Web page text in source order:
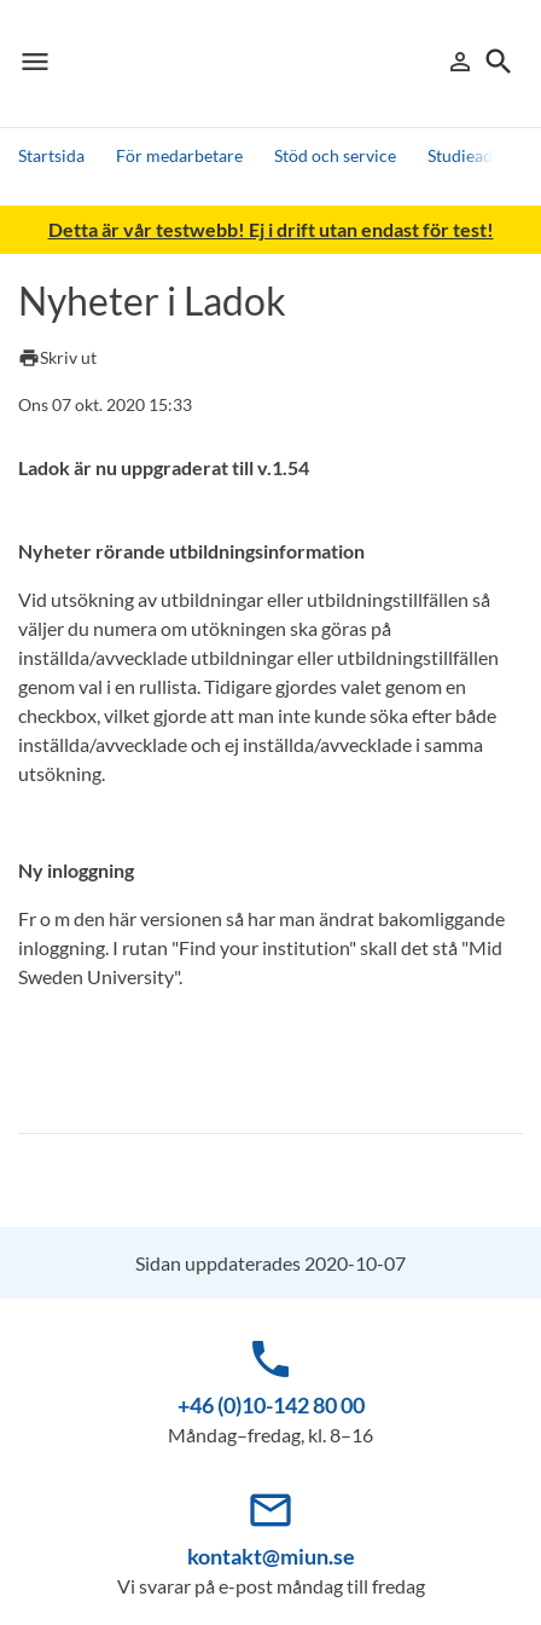
menu
Meny person_outline
Logga in
search
Sök
Startsida För medarbetare Stöd och service
Sök
Andra söktjänster
Detta är vår testwebb! Ej i drift utan endast för test!
Nyheter i Ladok
printSkriv ut
Ons 07 okt. 2020 15:33
Ladok är nu uppgraderat till v.1.54
Nyheter rörande utbildningsinformation
Vid utsökning av utbildningar eller utbildningstillfällen så
väljer du numera om utökningen ska göras på
inställda/avvecklade utbildningar eller utbildningstillfällen
genom val i en rullista. Tidigare gjordes valet genom en
checkbox, vilket gjorde att man inte kunde söka efter både
inställda/avvecklade och ej inställda/avvecklade i samma
utsökning.
Ny inloggning
Fr o m den här versionen så har man ändrat bakomliggande
inloggning. I rutan "Find your institution" skall det stå "Mid
Sweden University".
Sidan uppdaterades 2020-10-07
phone
+46 (0)10-142 80 00
Måndag–fredag, kl. 8–16
mail_outline
kontakt@miun.se
Vi svarar på e-post måndag till fredag